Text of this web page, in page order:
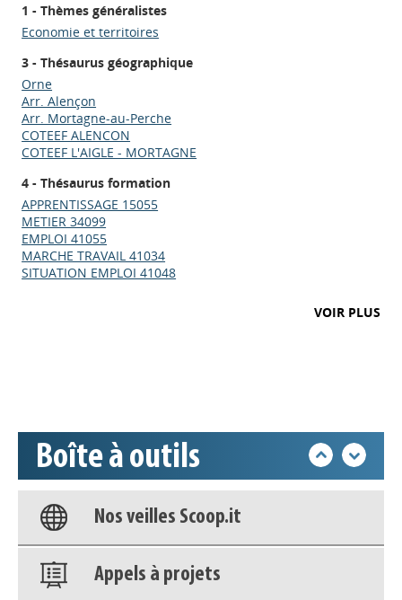
1 - Thèmes généralistes
Economie et territoires
3 - Thésaurus géographique
Orne
Arr. Alençon
Arr. Mortagne-au-Perche
COTEEF ALENCON
COTEEF L'AIGLE - MORTAGNE
4 - Thésaurus formation
APPRENTISSAGE 15055
METIER 34099
EMPLOI 41055
MARCHE TRAVAIL 41034
SITUATION EMPLOI 41048
VOIR PLUS
Boîte à outils
Appels à projets
Base documentaire
Nos veilles Scoop.it
Appels à projets